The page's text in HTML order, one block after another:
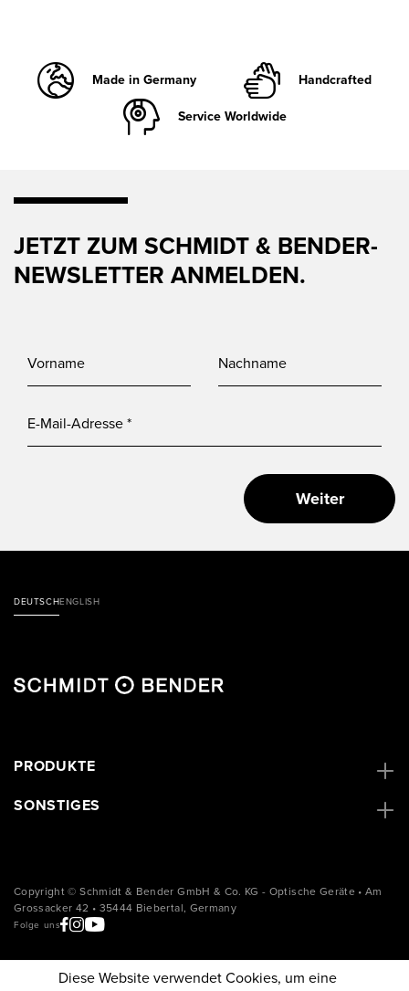
Made in Germany
Handcrafted
Service Worldwide
DEUTSCHENGLISH
PRODUKTE
SONSTIGES
JETZT ZUM SCHMIDT & BENDER-
NEWSLETTER ANMELDEN.
Weiter
Copyright © Schmidt & Bender GmbH & Co. KG - Optische Geräte • Am
Grossacker 42 • 35444 Biebertal, Germany
Folge uns
Diese Website verwendet Cookies, um eine